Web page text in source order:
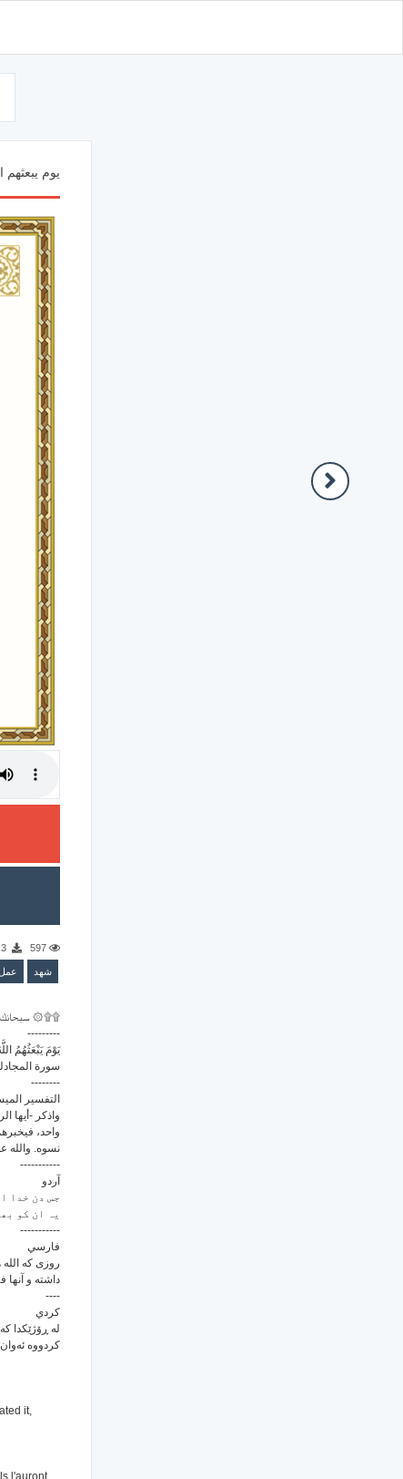
يوم يبعثهم
شهد عمل
۩۩۞ سبحانك
---------
يَوْمَ يَبْعَثُهُمُ
سورة المجادلة رقم 58 -
--------
التفسير
واذكر -أيها
واحد،
نسوه.
-----------
آردو
جس دن خدا
یہ ان کو
-----------
فارسي
روزی که الله
داشته و
----
كردي
له ڕۆژێکدا
کردووه
it,
l'auront